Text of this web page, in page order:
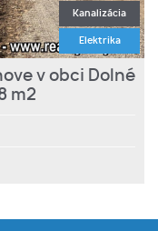
Kanalizácia
Elektrika
v obci Dolné
m2